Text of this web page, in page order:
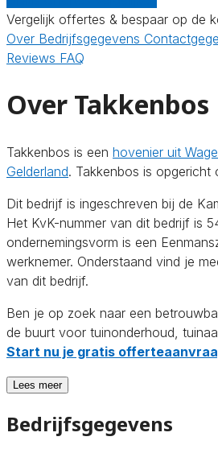
Vergelijk offertes & bespaar op de
Over Bedrijfsgegevens
Reviews FAQ
Over Takkenbos
Takkenbos is een hovenier uit
Gelderland. Takkenbos is opgericht
Dit bedrijf is ingeschreven bij de
Het KvK-nummer van dit bedrijf is
ondernemingsvorm is een
werknemer. Onderstaand vind je
van dit bedrijf.
Ben je op zoek naar een
de buurt voor tuinonderhoud,
Start nu je gratis
Lees meer
Bedrijfsgegevens